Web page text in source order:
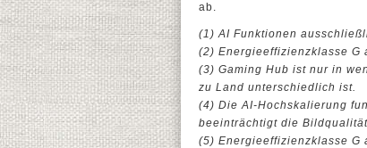
ab.
(1) AI Funktionen
(2) Energieeffizienzklasse G
(3) Gaming Hub ist nur in
zu Land unterschiedlich ist.
(4) Die AI-Hochskalierung
beeinträchtigt die
(5) Energieeffizienzklasse G